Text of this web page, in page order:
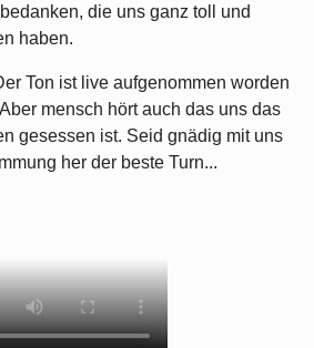
die uns ganz toll und
haben.
Ton ist live aufgenommen worden
mensch hört auch das uns das
gesessen ist. Seid gnädig mit uns
her der beste Turn...